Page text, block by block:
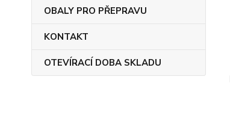
OBALY PRO PŘEPRAVU
KONTAKT
OTEVÍRACÍ DOBA SKLADU